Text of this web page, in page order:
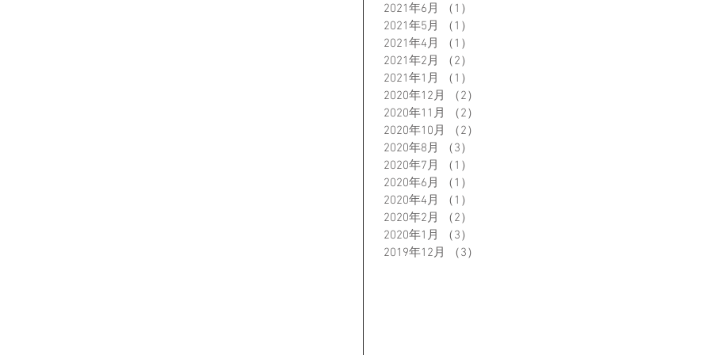
2021年6月
（1）
2021年5月
（1）
2021年4月
（1）
2021年2月
（2）
2021年1月
（1）
2020年12月
（2）
2020年11月
（2）
2020年10月
（2）
2020年8月
（3）
2020年7月
（1）
2020年6月
（1）
2020年4月
（1）
2020年2月
（2）
2020年1月
（3）
2019年12月
（3）